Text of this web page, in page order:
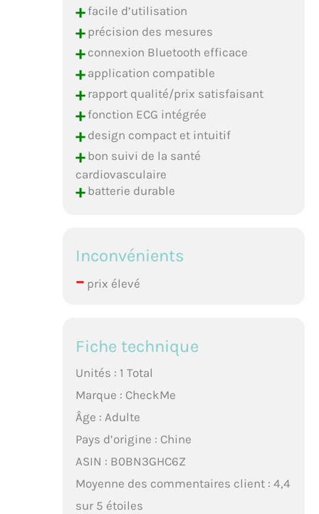
+facile d’utilisation
+précision des mesures
+connexion Bluetooth efficace
+application compatible
+rapport qualité/prix satisfaisant
+fonction ECG intégrée
+design compact et intuitif
+bon suivi de la santé
cardiovasculaire
+batterie durable
Inconvénients
–prix élevé
Fiche technique
Unités : 1 Total
Marque : CheckMe
Âge : Adulte
Pays d’origine : Chine
ASIN : B0BN3GHC6Z
Moyenne des commentaires client : 4,4
sur 5 étoiles